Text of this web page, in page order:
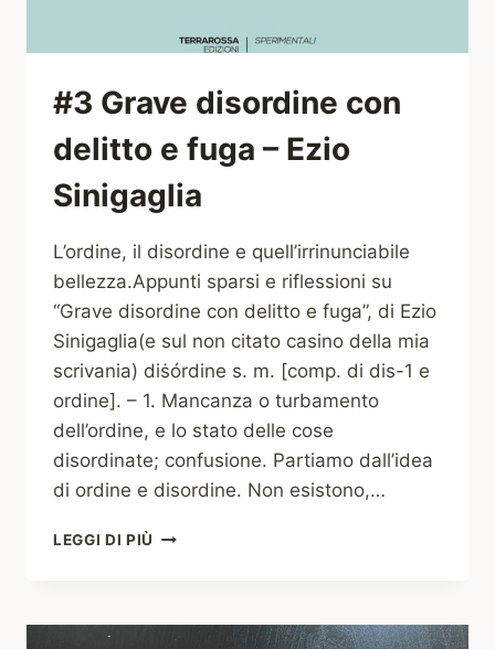
#3 Grave disordine con
delitto e fuga – Ezio
Sinigaglia
L’ordine, il disordine e quell’irrinunciabile
bellezza.Appunti sparsi e riflessioni su
“Grave disordine con delitto e fuga”, di Ezio
Sinigaglia(e sul non citato casino della mia
scrivania) diṡórdine s. m. [comp. di dis-1 e
ordine]. – 1. Mancanza o turbamento
dell’ordine, e lo stato delle cose
disordinate; confusione. Partiamo dall’idea
di ordine e disordine. Non esistono,…
LEGGI DI PIÙ #3
DELITTO